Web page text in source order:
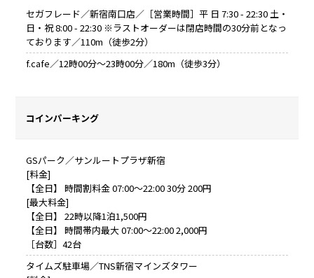
セガフレード／新宿南口店／［営業時間］平 日 7:30 - 22:30 土・
日・祝 8:00 - 22:30 ※ラストオーダーは閉店時間の30分前となっ
ております／110m（徒歩2分）
f.cafe／12時00分～23時00分／180m（徒歩3分）
コインパーキング
GSパーク／サンルートプラザ新宿
[料金]
【全日】 時間割料金 07:00～22:00 30分 200円
[最大料金]
【全日】 22時以降1泊1,500円
【全日】 時間帯内最大 07:00～22:00 2,000円
［台数］42台
タイムズ駐車場／TNS新宿マインズタワー